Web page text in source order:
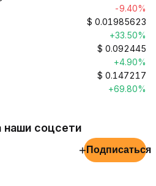
-9.40%
$ 0.01985623
+33.50%
$ 0.092445
+4.90%
$ 0.147217
+69.80%
наши соцсети
+ Подписаться